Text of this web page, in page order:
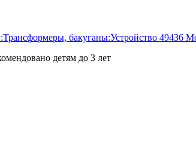
детям до 3 лет